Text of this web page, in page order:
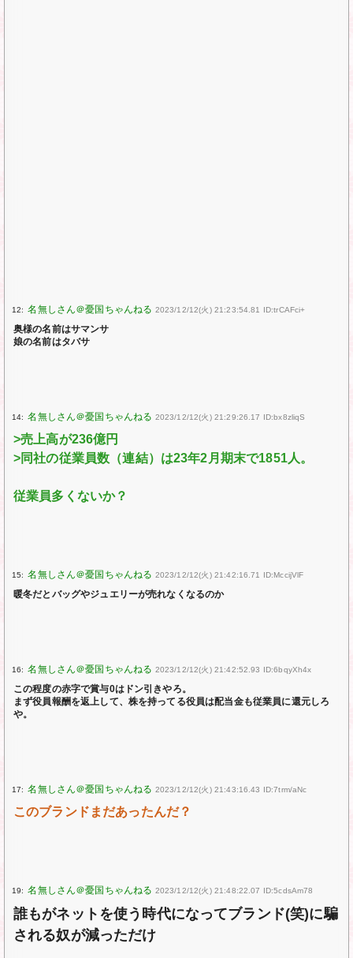
12: 2023/12/12(火) 21:23:54.81 ID:trCAFci+
奥様の名前はサマンサ
娘の名前はタバサ
14: 2023/12/12(火) 21:29:26.17 ID:bx8zliqS
>売上高が236億円
>同社の従業員数（連結）は23年2月期末で1851人。
従業員多くないか？
15: 2023/12/12(火) 21:42:16.71 ID:MccijVlF
暖冬だとバッグやジュエリーが売れなくなるのか
16: 2023/12/12(火) 21:42:52.93 ID:6bqyXh4x
この程度の赤字で賞与0はドン引きやろ。
まず役員報酬を返上して、株を持ってる役員は配当金も従業員に還元しろ
や。
17: 2023/12/12(火) 21:43:16.43 ID:7trm/aNc
このブランドまだあったんだ？
19: 2023/12/12(火) 21:48:22.07 ID:5cdsAm78
誰もがネットを使う時代になってブランド(笑)に騙
される奴が減っただけ